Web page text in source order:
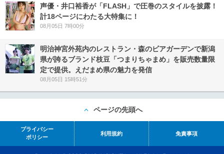
声優・井口裕香が「FLASH」で圧巻のスタイルを披露！
計18ページにわたる大特集に！
08月05日 7時00分
明治神宮外苑内のレストラン・森のビアガーデンで新潟
県が誇るブランド枝豆「つまりちゃまめ」を販売数量限
定で提供。えだまめ県の魅力を発信
08月05日 15時51分
ページの先頭へ
プライバシー
ポリシー
利用規約 免責事項